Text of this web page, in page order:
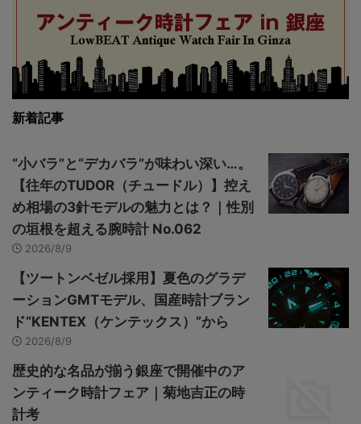
新着記事
“小バラ”と“デカバラ”が味わい深い…。
【往年のTUDOR（チュードル）】控え
め相場の3針モデルの魅力とは？｜性別
の垣根を超える腕時計 No.062
2026/8/9
【ツートンベゼル採用】夏色のグラデ
ーションGMTモデル、国産時計ブラン
ド“KENTEX（ケンテックス）”から
2026/8/9
歴史的な名品が揃う銀座で開催中のア
ンティーク時計フェア｜菊地吉正の時
計考